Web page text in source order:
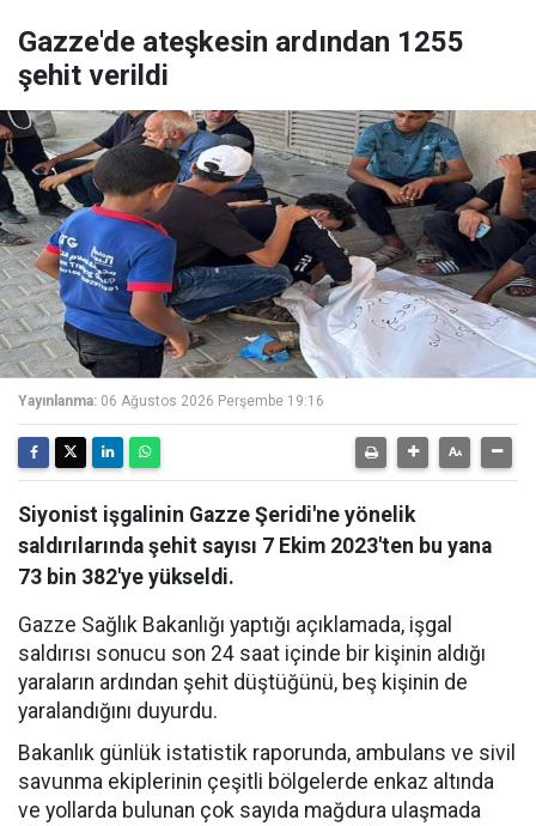
Gazze'de ateşkesin ardından 1255
şehit verildi
Yayınlanma: 06 Ağustos 2026 Perşembe 19:16
Siyonist işgalinin Gazze Şeridi'ne yönelik
saldırılarında şehit sayısı 7 Ekim 2023'ten bu yana
73 bin 382'ye yükseldi.
Gazze Sağlık Bakanlığı yaptığı açıklamada, işgal
saldırısı sonucu son 24 saat içinde bir kişinin aldığı
yaraların ardından şehit düştüğünü, beş kişinin de
yaralandığını duyurdu.
Bakanlık günlük istatistik raporunda, ambulans ve sivil
savunma ekiplerinin çeşitli bölgelerde enkaz altında
ve yollarda bulunan çok sayıda mağdura ulaşmada